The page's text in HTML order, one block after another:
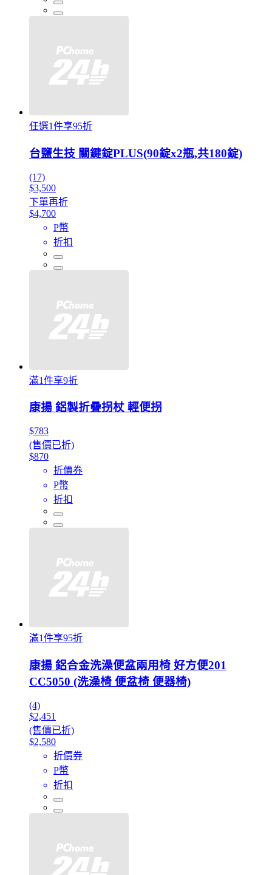
任選1件享95折
台鹽生技 關鍵錠PLUS(90錠x2瓶,共180錠)
(17)
$3,500
下單再折
$4,700
P幣
折扣
滿1件享9折
康揚 鋁製折疊拐杖 輕便拐
$783
(售價已折)
$870
折價券
P幣
折扣
滿1件享95折
康揚 鋁合金洗澡便盆兩用椅 好方便201
CC5050 (洗澡椅 便盆椅 便器椅)
(4)
$2,451
(售價已折)
$2,580
折價券
P幣
折扣